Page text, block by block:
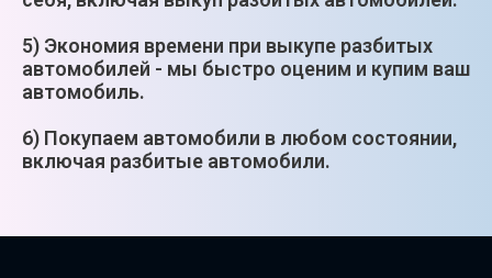
5) Экономия времени при выкупе разбитых
автомобилей - мы быстро оценим и купим ваш
автомобиль.
6) Покупаем автомобили в любом состоянии,
включая разбитые автомобили.